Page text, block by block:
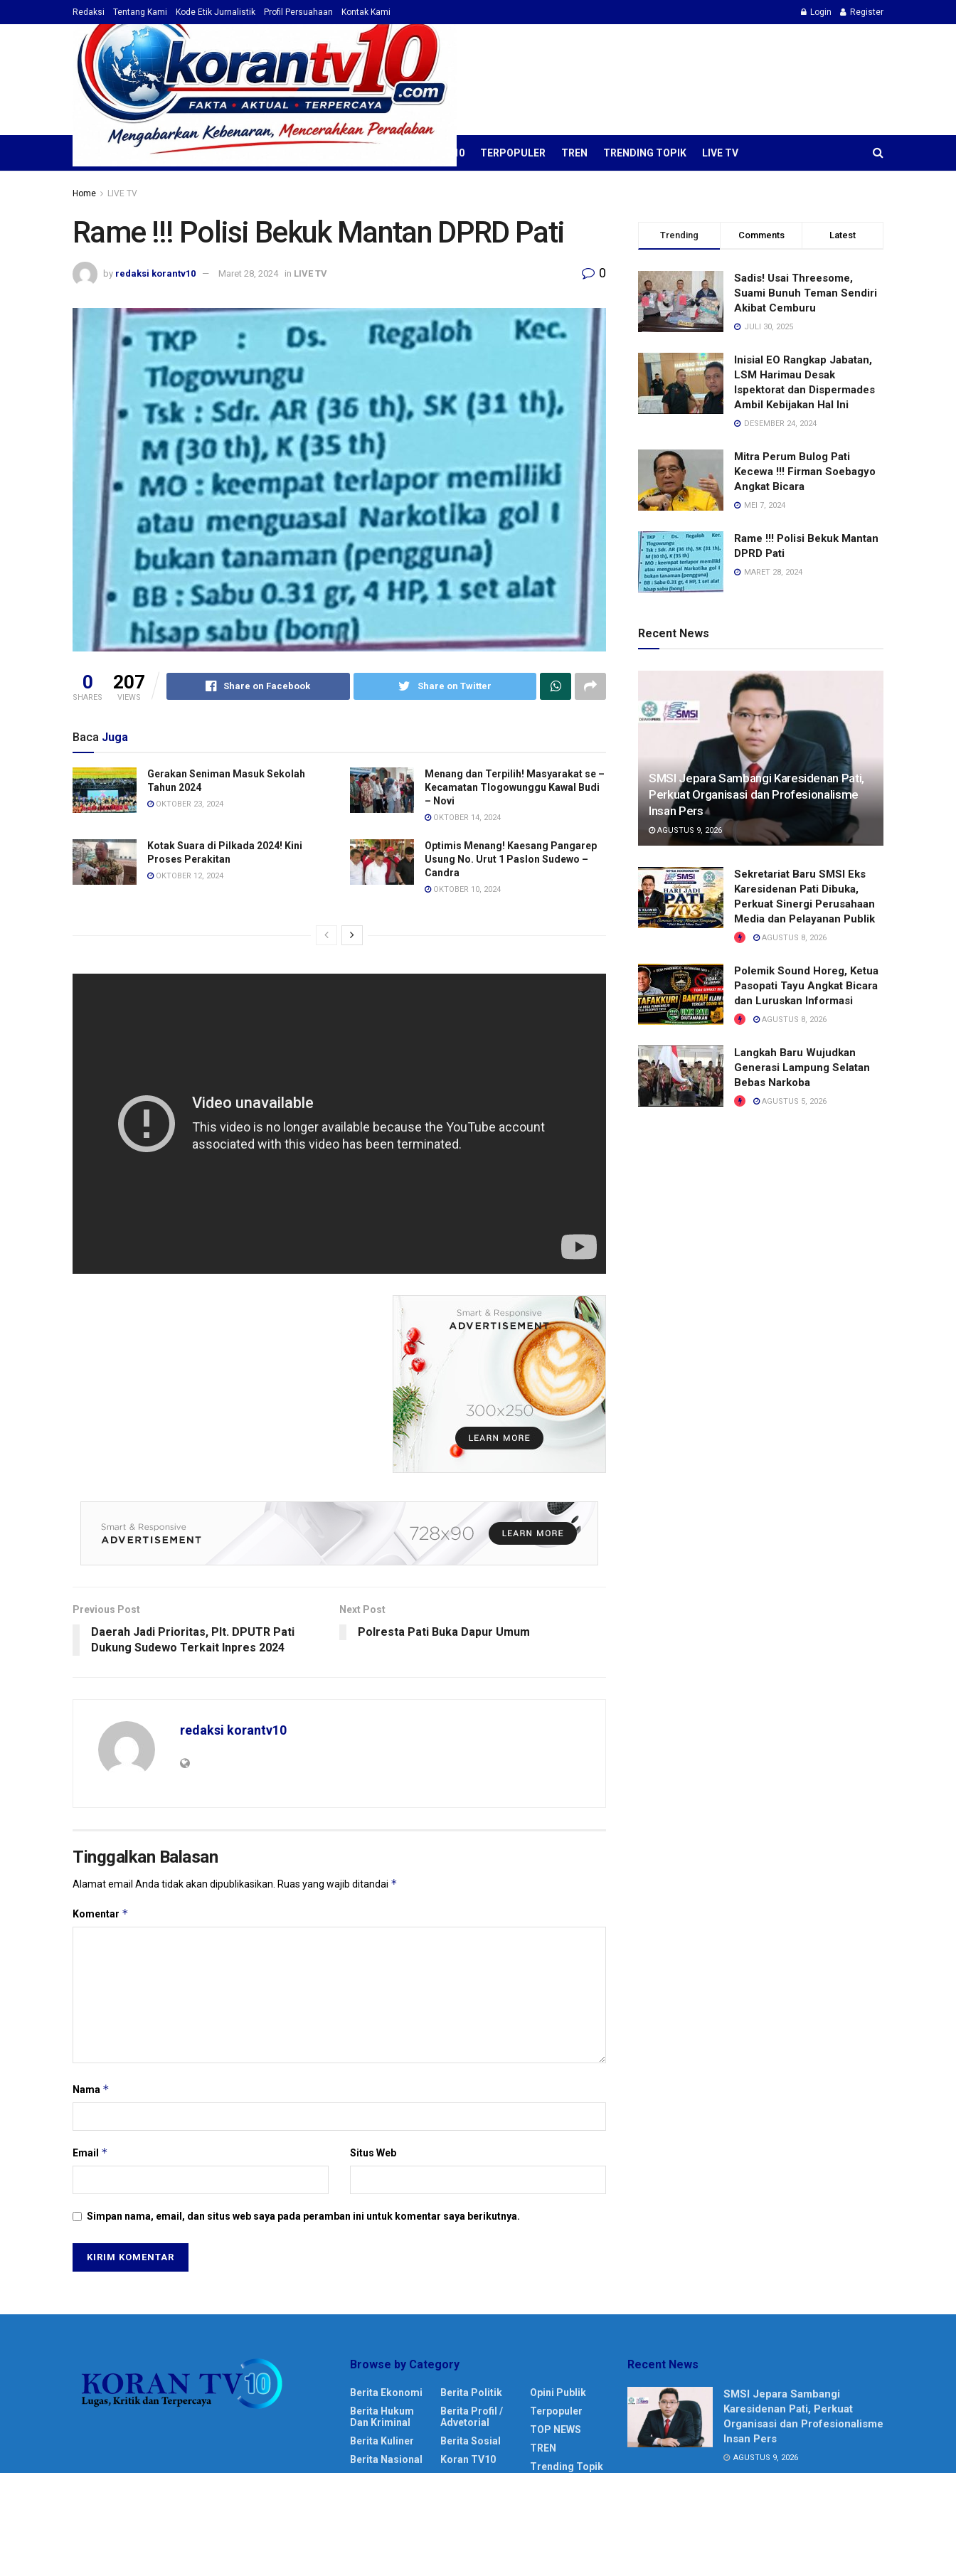
Redaksi Tentang Kami Kode Etik Jurnalistik Profil Persuahaan Kontak Kami Login Register
TOP NEWS BERITA KORAN TV10 TERPOPULER TREN TRENDING TOPIK LIVE TV
Home LIVE TV
Rame !!! Polisi Bekuk Mantan DPRD Pati
by redaksi korantv10 Maret 28, 2024 in LIVE TV 0
0
SHARES
207
VIEWS
Share on Facebook Share on Twitter
Baca Juga
Gerakan Seniman Masuk Sekolah
Tahun 2024
OKTOBER 23, 2024
Menang dan Terpilih! Masyarakat se –
Kecamatan Tlogowunggu Kawal Budi
– Novi
OKTOBER 14, 2024
Kotak Suara di Pilkada 2024! Kini
Proses Perakitan
OKTOBER 12, 2024
Optimis Menang! Kaesang Pangarep
Usung No. Urut 1 Paslon Sudewo –
Candra
OKTOBER 10, 2024
Previous Post
Daerah Jadi Prioritas, Plt. DPUTR Pati
Dukung Sudewo Terkait Inpres 2024
Next Post
Polresta Pati Buka Dapur Umum
redaksi korantv10
Tinggalkan Balasan
Alamat email Anda tidak akan dipublikasikan. Ruas yang wajib ditandai *
Komentar *
Nama *
Email * Situs Web
Simpan nama, email, dan situs web saya pada peramban ini untuk komentar saya berikutnya.
Trending Comments Latest
Sadis! Usai Threesome,
Suami Bunuh Teman Sendiri
Akibat Cemburu
JULI 30, 2025
Inisial EO Rangkap Jabatan,
LSM Harimau Desak
Ispektorat dan Dispermades
Ambil Kebijakan Hal Ini
DESEMBER 24, 2024
Mitra Perum Bulog Pati
Kecewa !!! Firman Soebagyo
Angkat Bicara
MEI 7, 2024
Rame !!! Polisi Bekuk Mantan
DPRD Pati
MARET 28, 2024
Recent News
SMSI Jepara Sambangi Karesidenan Pati,
Perkuat Organisasi dan Profesionalisme
Insan Pers
AGUSTUS 9, 2026
Sekretariat Baru SMSI Eks
Karesidenan Pati Dibuka,
Perkuat Sinergi Perusahaan
Media dan Pelayanan Publik
AGUSTUS 8, 2026
Polemik Sound Horeg, Ketua
Pasopati Tayu Angkat Bicara
dan Luruskan Informasi
AGUSTUS 8, 2026
Langkah Baru Wujudkan
Generasi Lampung Selatan
Bebas Narkoba
AGUSTUS 5, 2026
Browse by Category
Berita Ekonomi
Berita Hukum
Dan Kriminal
Berita Kuliner
Berita Nasional
Berita Politik
Berita Profil /
Advetorial
Berita Sosial
Koran TV10
Opini Publik
Terpopuler
TOP NEWS
TREN
Trending Topik
Recent News
SMSI Jepara Sambangi
Karesidenan Pati, Perkuat
Organisasi dan Profesionalisme
Insan Pers
AGUSTUS 9, 2026